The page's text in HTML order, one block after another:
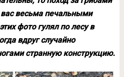
весьма печальными
фото гулял по лесу в
вдруг случайно
странную конструкцию.